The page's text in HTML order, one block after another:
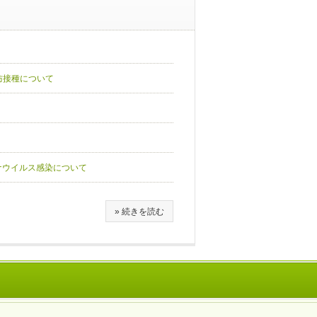
種について
イルス感染について
» 続きを読む